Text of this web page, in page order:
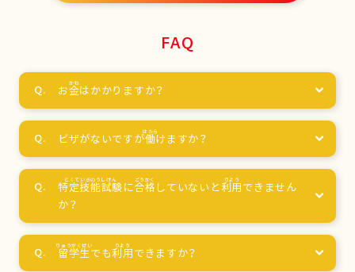
FAQ
お金はかかりますか？
ビザがないですが働けますか？
特定技能試験に合格 していないと利用 できません
か？
留学生でも利用 できますか？